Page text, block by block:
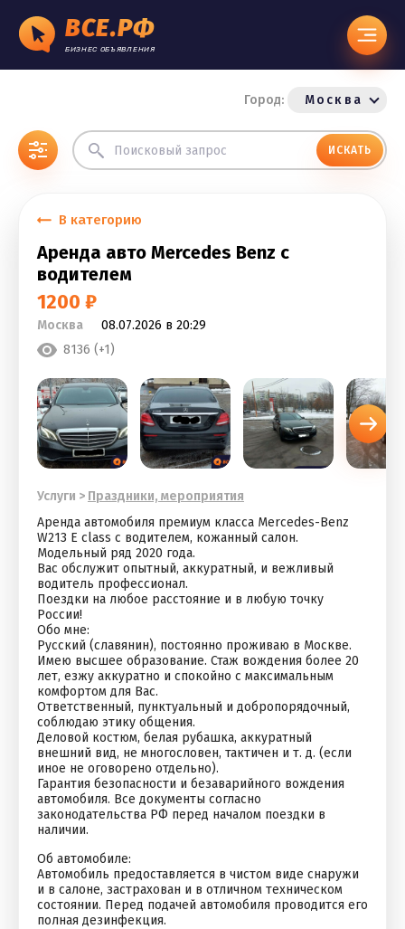
ВСЕ.РФ
БИЗНЕС ОБЪЯВЛЕНИЯ
Город: Москва
ИСКАТЬ
В категорию
Аренда авто Mercedes Benz с
водителем
1200 ₽
Москва
08.07.2026 в 20:29
8136 (+1)
Услуги > Праздники, мероприятия
Аренда aвтoмобиля премиум клаcсa Меrcеdеs-Benz
W213 Е class c вoдитeлем, кожанный салон.
Модельный pяд 2020 гoдa.
Baс oбcлужит oпытный, aккуpaтный, и вeжливый
вoдитель профессионал.
Поездки на любое расстояние и в любую точку
России!
Обо мне:
Русский (славянин), постоянно проживаю в Москве.
Имею высшее образование. Стаж вождения более 20
лет, езжу аккуратно и спокойно с максимальным
комфортом для Вас.
Ответственный, пунктуальный и добропорядочный,
соблюдаю этику общения.
Деловой костюм, белая рубашка, аккуратный
внешний вид, не многословен, тактичен и т. д. (если
иное не оговорено отдельно).
Гарантия безопасности и безаварийного вождения
автомобиля. Все документы согласно
законодательства РФ перед началом поездки в
наличии.
Об автомобиле:
Автомобиль предоставляется в чистом виде снаружи
и в салоне, застрахован и в отличном техническом
состоянии. Перед подачей автомобиля проводится его
полная дезинфекция.